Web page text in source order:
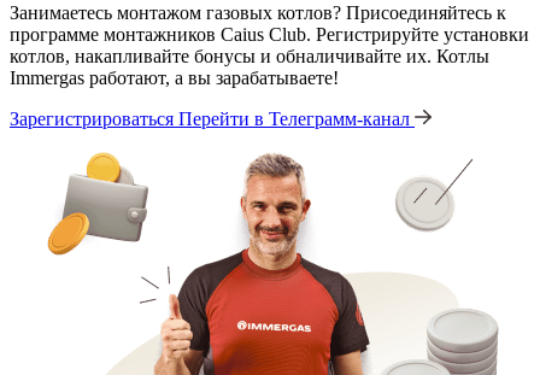
Занимаетесь монтажом газовых котлов? Присоединяйтесь к
программе монтажников Caius Club. Регистрируйте установки
котлов, накапливайте бонусы и обналичивайте их. Котлы
Immergas работают, а вы зарабатываете!
Зарегистрироваться Перейти в Телеграмм-канал